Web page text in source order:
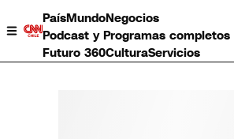
PaísMundoNegocios
Podcast y Programas completos
Futuro 360CulturaServicios